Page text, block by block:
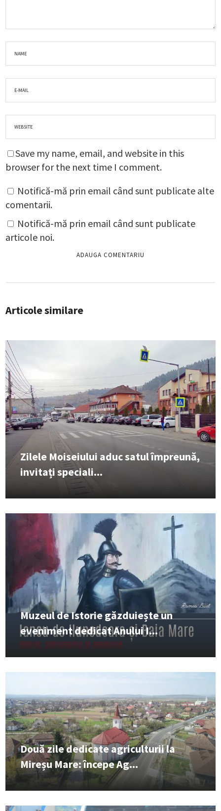
Save my name, email, and website in this
browser for the next time I comment.
Notifică-mă prin email când sunt publicate alte
comentarii.
Notifică-mă prin email când sunt publicate
articole noi.
Articole similare
Zilele Moiseiului aduc satul împreună,
invitați speciali...
Muzeul de Istorie găzduiește un
eveniment dedicat Anului I...
Două zile dedicate agriculturii la
Mireșu Mare: începe Ag...